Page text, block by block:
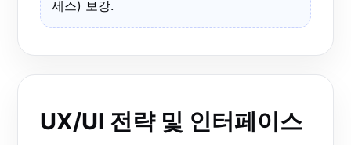
세스) 보강.
UX/UI 전략 및 인터페이스